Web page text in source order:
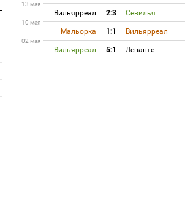
13 мая
Вильярреал 2:3 Севилья
10 мая
Мальорка 1:1 Вильярреал
02 мая
Вильярреал 5:1 Леванте